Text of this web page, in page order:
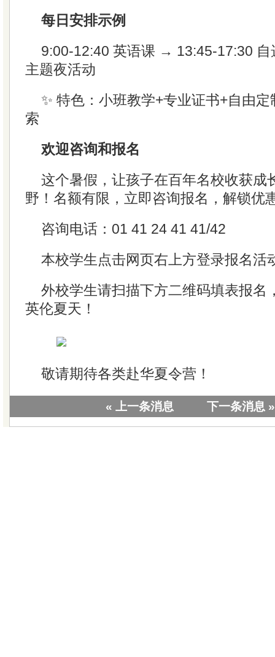
每日安排示例
9:00-12:40 英语课 → 13:45-17:30
主题夜活动
✨ 特色：小班教学+专业证书+自由
索
欢迎咨询和报名
这个暑假，让孩子在百年名校收获成
野！名额有限，立即咨询报名，解锁优
咨询电话：01 41 24 41 41/42
本校学生点击网页右上方登录报名活
外校学生请扫描下方二维码填表报名
英伦夏天！
敬请期待各类赴华夏令营！
« 上一条消息 下一条消息 »